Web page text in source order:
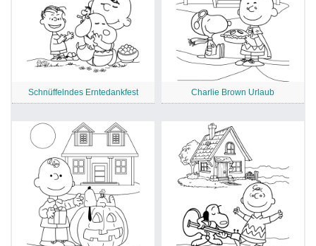
Schnüffelndes Erntedankfest Charlie Brown Urlaub